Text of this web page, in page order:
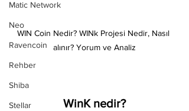
Matic Network
Neo
Ravencoin
Rehber
Shiba
Stellar
WIN Coin Nedir? WINk Projesi Nedir, Nasıl
alınır? Yorum ve Analiz
WinK nedir?